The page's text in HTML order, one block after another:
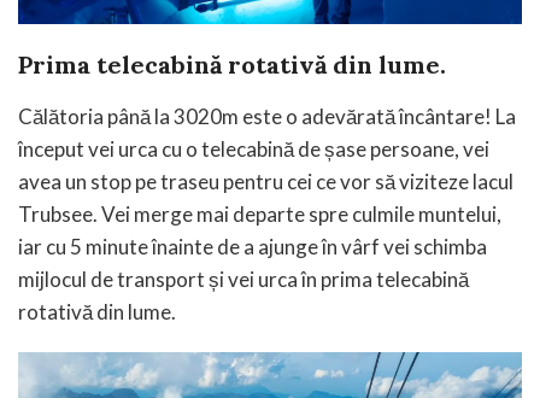
Prima telecabină rotativă din lume.
Călătoria până la 3020m este o adevărată încântare! La
început vei urca cu o telecabină de șase persoane, vei
avea un stop pe traseu pentru cei ce vor să viziteze lacul
Trubsee. Vei merge mai departe spre culmile muntelui,
iar cu 5 minute înainte de a ajunge în vârf vei schimba
mijlocul de transport și vei urca în prima telecabină
rotativă din lume.